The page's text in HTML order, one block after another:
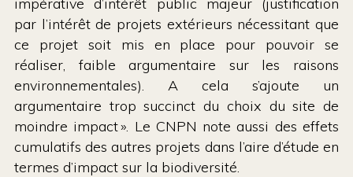
par l’intérêt de projets extérieurs nécessitant que
ce projet soit mis en place pour pouvoir se
réaliser, faible argumentaire sur les raisons
environnementales). A cela s’ajoute un
argumentaire trop succinct du choix du site de
moindre impact ». Le CNPN note aussi des effets
cumulatifs des autres projets dans l’aire d’étude en
termes d’impact sur la biodiversité.